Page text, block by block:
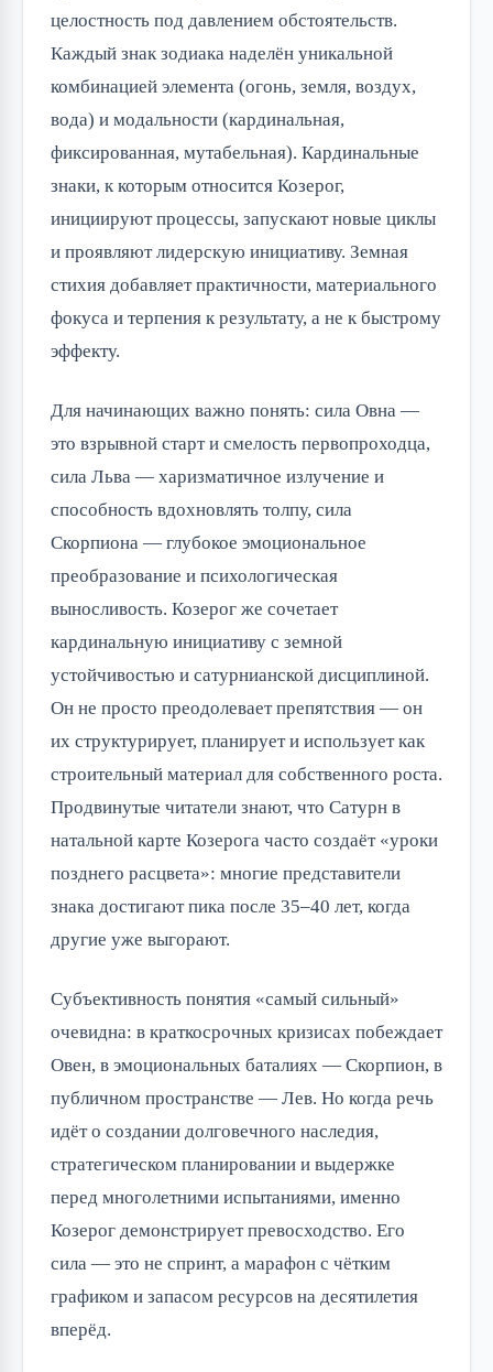
целостность под давлением обстоятельств.
Каждый знак зодиака наделён уникальной
комбинацией элемента (огонь, земля, воздух,
вода) и модальности (кардинальная,
фиксированная, мутабельная). Кардинальные
знаки, к которым относится Козерог,
инициируют процессы, запускают новые циклы
и проявляют лидерскую инициативу. Земная
стихия добавляет практичности, материального
фокуса и терпения к результату, а не к быстрому
эффекту.
Для начинающих важно понять: сила Овна —
это взрывной старт и смелость первопроходца,
сила Льва — харизматичное излучение и
способность вдохновлять толпу, сила
Скорпиона — глубокое эмоциональное
преобразование и психологическая
выносливость. Козерог же сочетает
кардинальную инициативу с земной
устойчивостью и сатурнианской дисциплиной.
Он не просто преодолевает препятствия — он
их структурирует, планирует и использует как
строительный материал для собственного роста.
Продвинутые читатели знают, что Сатурн в
натальной карте Козерога часто создаёт «уроки
позднего расцвета»: многие представители
знака достигают пика после 35–40 лет, когда
другие уже выгорают.
Субъективность понятия «самый сильный»
очевидна: в краткосрочных кризисах побеждает
Овен, в эмоциональных баталиях — Скорпион, в
публичном пространстве — Лев. Но когда речь
идёт о создании долговечного наследия,
стратегическом планировании и выдержке
перед многолетними испытаниями, именно
Козерог демонстрирует превосходство. Его
сила — это не спринт, а марафон с чётким
графиком и запасом ресурсов на десятилетия
вперёд.